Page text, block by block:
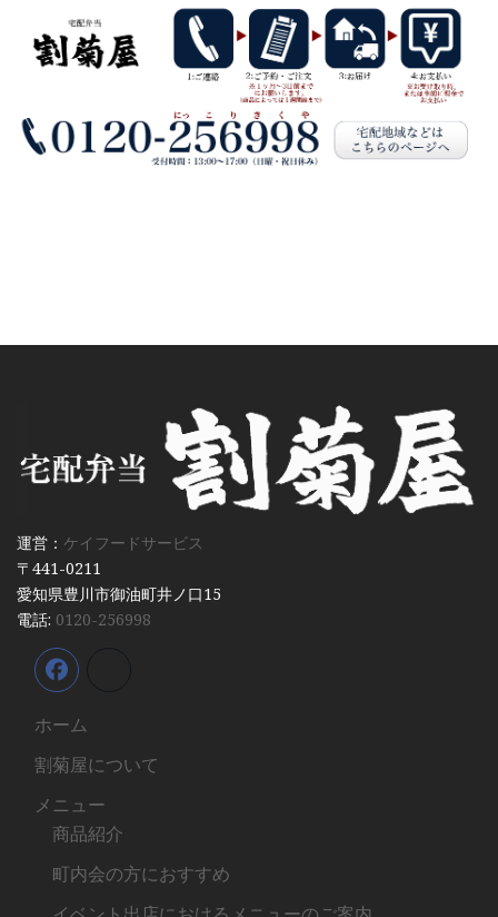
運営： ケイフードサービス
〒441-0211
愛知県豊川市御油町井ノ口15
電話: 0120-256998
ホーム
割菊屋について
メニュー
商品紹介
町内会の方におすすめ